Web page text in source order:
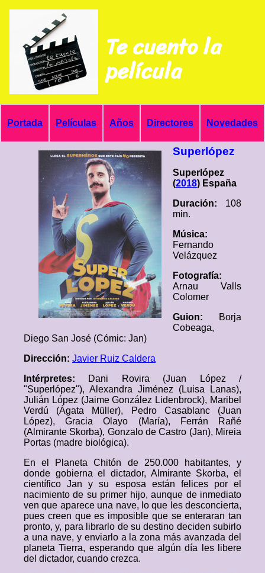
Te cuento la
película
Portada Películas Años Directores Novedades
Superlópez
Superlópez
(2018) España
Duración: 108
min.
Música:
Fernando
Velázquez
Fotografía:
Arnau Valls
Colomer
Guion:
Borja
Cobeaga,
Diego San José (Cómic: Jan)
Dirección: Javier Ruiz Caldera
Intérpretes: Dani Rovira (Juan López /
"Superlópez"), Alexandra Jiménez (Luisa Lanas),
Julián López (Jaime González Lidenbrock), Maribel
Verdú (Ágata Müller), Pedro Casablanc (Juan
López), Gracia Olayo (María), Ferrán Rañé
(Almirante Skorba), Gonzalo de Castro (Jan), Mireia
Portas (madre biológica).
En el Planeta Chitón de 250.000 habitantes, y
donde gobierna el dictador, Almirante Skorba, el
científico Jan y su esposa están felices por el
nacimiento de su primer hijo, aunque de inmediato
ven que aparece una nave, lo que les desconcierta,
pues creen que es imposible que se enteraran tan
pronto, y, para librarlo de su destino deciden subirlo
a una nave, y enviarlo a la zona más avanzada del
planeta Tierra, esperando que algún día les libere
del dictador, cuando crezca.